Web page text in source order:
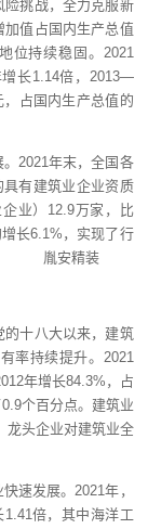
险挑战，全力克服新
值占国内生产总值
位持续稳固。2021
长1.14倍，2013—
占国内生产总值的
2021年末，全国各
有建筑业企业资质
业）12.9万家，比
长6.1%，实现了行
安精装
的十八大以来，建筑
率持续提升。2021
年增长84.3%，占
个百分点。建筑业
龙头企业对建筑业全
速发展。2021年，
倍，其中海洋工